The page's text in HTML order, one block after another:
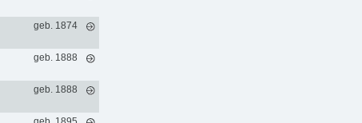
geb. 1874
geb. 1888
geb. 1888